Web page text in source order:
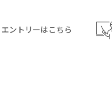
ントリーはこちら